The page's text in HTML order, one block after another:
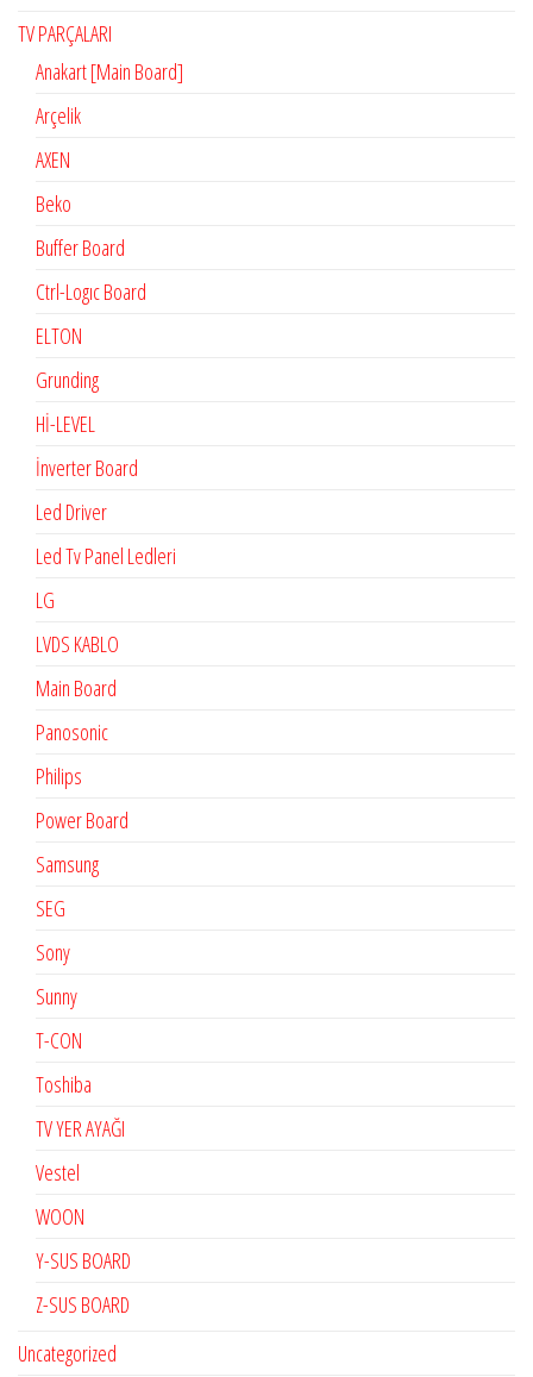
TV PARÇALARI
Anakart [Main Board]
Arçelik
AXEN
Beko
Buffer Board
Ctrl-Logıc Board
ELTON
Grunding
Hİ-LEVEL
İnverter Board
Led Driver
Led Tv Panel Ledleri
LG
LVDS KABLO
Main Board
Panosonic
Philips
Power Board
Samsung
SEG
Sony
Sunny
T-CON
Toshiba
TV YER AYAĞI
Vestel
WOON
Y-SUS BOARD
Z-SUS BOARD
Uncategorized